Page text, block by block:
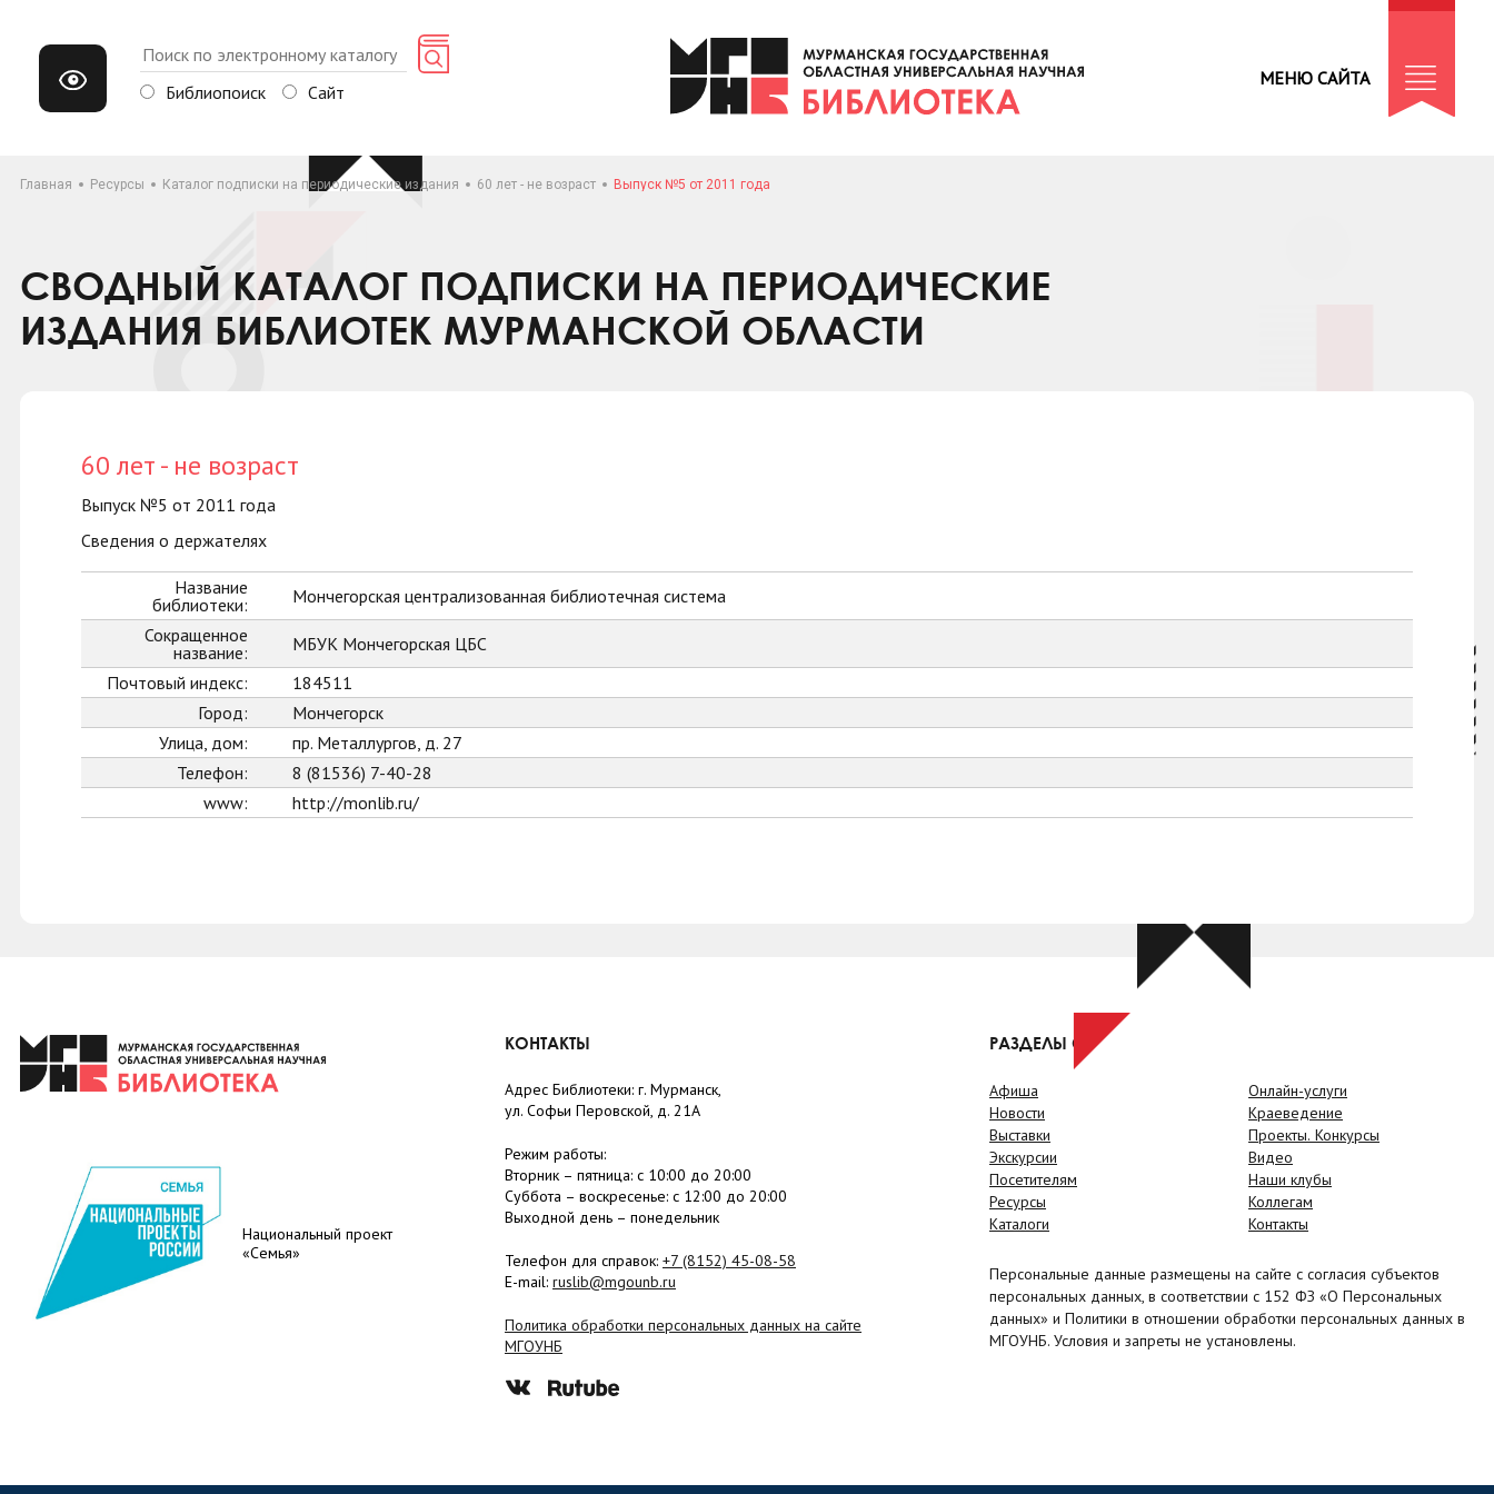
Библиопоиск Сайт
МЕНЮ САЙТА
Главная Ресурсы Каталог подписки на периодические издания 60 лет - не возраст Выпуск №5 от 2011 года
СВОДНЫЙ КАТАЛОГ ПОДПИСКИ НА ПЕРИОДИЧЕСКИЕ
ИЗДАНИЯ БИБЛИОТЕК МУРМАНСКОЙ ОБЛАСТИ
60 лет - не возраст
Выпуск №5 от 2011 года
Сведения о держателях
Название
библиотеки:
Мончегорская централизованная библиотечная система
Сокращенное
название:
МБУК Мончегорская ЦБС
Почтовый индекс:
184511
Город:
Мончегорск
Улица, дом:
пр. Металлургов, д. 27
Телефон:
8 (81536) 7-40-28
www:
http://monlib.ru/
Национальный проект
«Семья»
КОНТАКТЫ
Адрес Библиотеки: г. Мурманск,
ул. Софьи Перовской, д. 21А
Режим работы:
Вторник – пятница: с 10:00 до 20:00
Суббота – воскресенье: c 12:00 до 20:00
Выходной день – понедельник
Телефон для справок: +7 (8152) 45-08-58
E-mail: ruslib@mgounb.ru
Политика обработки персональных данных на сайте
МГОУНБ
РАЗДЕЛЫ САЙТА
Афиша
Новости
Выставки
Экскурсии
Посетителям
Ресурсы
Каталоги
Онлайн-услуги
Краеведение
Проекты. Конкурсы
Видео
Наши клубы
Коллегам
Контакты
Персональные данные размещены на сайте с согласия субъектов
персональных данных, в соответствии с 152 ФЗ «О Персональных
данных» и Политики в отношении обработки персональных данных в
МГОУНБ. Условия и запреты не установлены.